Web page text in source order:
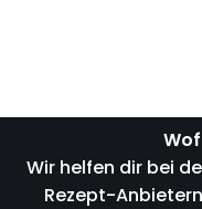
Wir helfen dir bei
Rezept-